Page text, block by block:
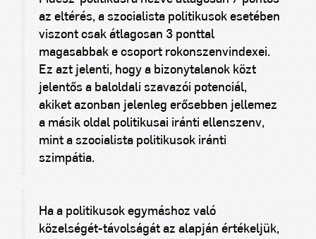
az eltérés, a szocialista politikusok esetében
viszont csak átlagosan 3 ponttal
magasabbak e csoport rokonszenvindexei.
Ez azt jelenti, hogy a bizonytalanok közt
jelentős a baloldali szavazói potenciál,
akiket azonban jelenleg erősebben jellemez
a másik oldal politikusai iránti ellenszenv,
mint a szocialista politikusok iránti
szimpátia.
Ha a politikusok egymáshoz való
közelségét-távolságát az alapján értékeljük,